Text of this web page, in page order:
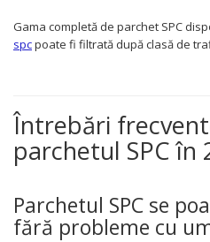
Gama completă de parchet SPC
spcpoate fi filtrată după clasă de
Întrebări
parchetul SPC în
Parchetul SPC se
fără probleme cu